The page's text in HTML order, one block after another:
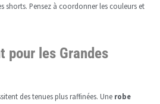
shorts. Pensez à coordonner les couleurs et
pour les Grandes
des tenues plus raffinées. Une robe